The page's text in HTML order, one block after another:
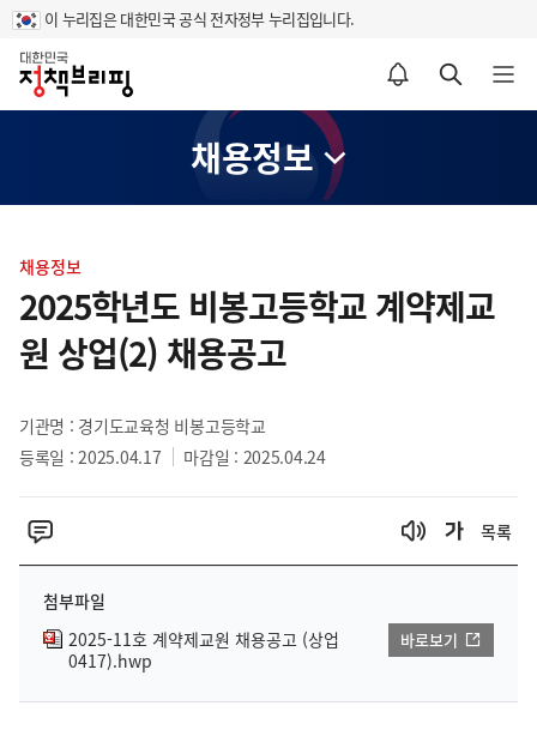
이 누리집은 대한민국 공식 전자정부 누리집입니다.
홈
알림설정 바로가기 검색 바로가기 메뉴 열기
채용정보
텐
츠
영
역
채용정보
2025학년도 비봉고등학교 계약제교
원 상업(2) 채용공고
기관명 : 경기도교육청 비봉고등학교
등록일 : 2025.04.17
마감일 : 2025.04.24
목록
첨부파일
2025-11호 계약제교원 채용공고 (상업
0417).hwp
바로보기